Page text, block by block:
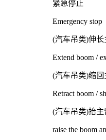
紧急停止
Emergency stop
(汽车吊类)伸长
Extend boom /
(汽车吊类)缩回
Retract boom /
(汽车吊类)抬
raise the boom